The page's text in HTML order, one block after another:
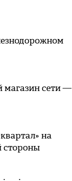
магазин сети —
на
стороны